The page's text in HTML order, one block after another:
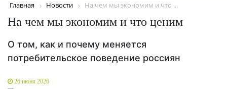
Главная Новости На чем мы экономим и что ...
На чем мы экономим и что ценим
О том, как и почему меняется
потребительское поведение россиян
26 июня 2026